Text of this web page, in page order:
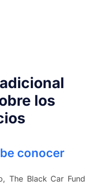
los
conocer
The Black Car Fund